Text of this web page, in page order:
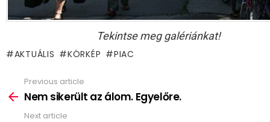
Tekintse meg galériánkat!
AKTUÁLIS KÖRKÉP PIAC
more
Previous article
Nem sikerült az álom. Egyelőre.
Next article